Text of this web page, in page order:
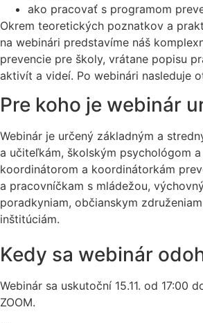
ako pracovať s programom
Okrem teoretických poznatkov a
na webinári predstavíme náš
prevencie pre školy, vrátane popisu
aktivít a videí. Po webinári nasleduje
Pre koho je webinár
Webinár je určený základným a
a učiteľkám, školským psychológom
koordinátorom a koordinátorkám
a pracovníčkam s mládežou,
poradkyniam, občianskym
inštitúciám.
Kedy sa webinár
Webinár sa uskutoční 15.11. od 17:00
ZOOM.